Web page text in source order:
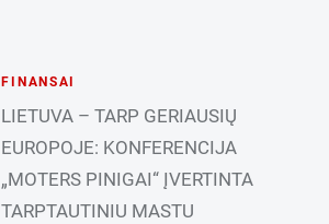
FINANSAI
LIETUVA – TARP GERIAUSIŲ
EUROPOJE: KONFERENCIJA
„MOTERS PINIGAI“ ĮVERTINTA
TARPTAUTINIU MASTU